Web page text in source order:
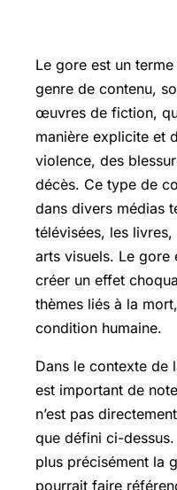
Le gore est un
genre de contenu,
œuvres de fiction,
manière explicite et
violence, des
décès. Ce type de
dans divers médias
télévisées, les
arts visuels. Le gore
créer un effet
thèmes liés à la
condition humaine.
Dans le contexte de
est important de
n’est pas
que défini ci-
plus précisément la
pourrait faire